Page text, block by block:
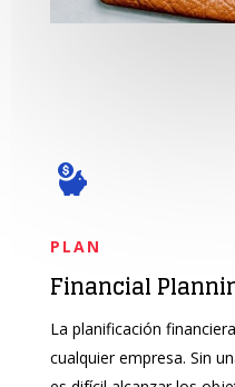
PLAN
Financial
La planificación
cualquier empresa. Sin